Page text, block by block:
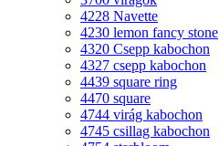
4228 Navette
4230 lemon fancy stone
4320 Csepp kabochon
4327 csepp kabochon
4439 square ring
4470 square
4744 virág kabochon
4745 csillag kabochon